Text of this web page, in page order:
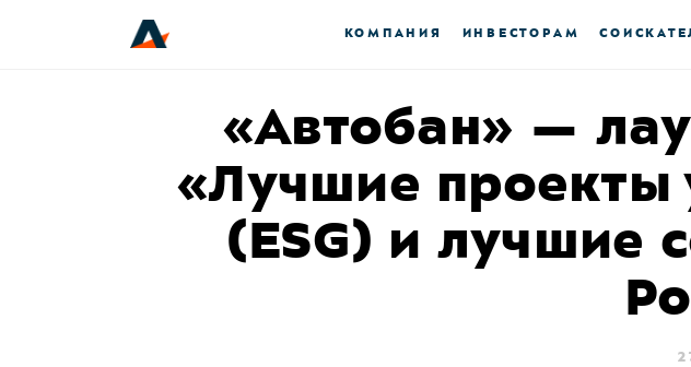
КОМПАНИЯ ИНВЕСТОРАМ
«Автобан» —
«Лучшие проекты
(ESG) и лучшие